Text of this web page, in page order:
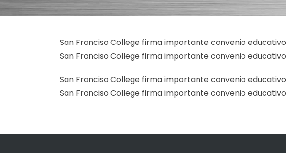
San Franciso College firma importante convenio educativo
San Franciso College firma importante convenio educativo
San Franciso College firma importante convenio educativo
San Franciso College firma importante convenio educativo